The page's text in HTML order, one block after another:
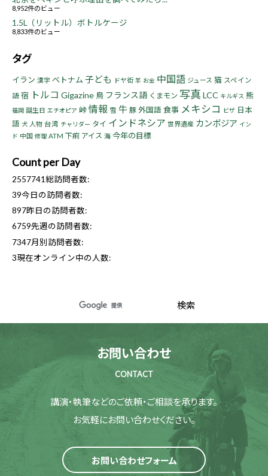
8,952件のビュー
1.5L（リットル）ボトルケージ
8,833件のビュー
タグ
イラン 漢字 ベトナム 子ども ドヤ街 羊 お金 中国語 ジュース 猫 スペイン
語 宿 トルコ Gigazine 鳥 フランス語 くまモン 写真 LCC キルギス 熊
福岡 誕生日 エチオピア 峠情報 雪 牛 豚 外国語 食事 メキシコ ビザ 日本
語 犬 人物 台湾 チャリダー タイ インドネシア 世界遺産 カンボジア イン
ド 中国 修理 ATM 下痢 アイス 海 今年の目標
Count per Day
2557741総訪問者数:
39今日の訪問者数:
897昨日の訪問者数:
6759先週の訪問者数:
7347月別訪問者数:
3現在オンライン中の人数:
お問い合わせ
CONTACT
講演・執筆などのご依頼・ご相談を承ります。
お気軽にお問い合わせください。
お問い合わせフォーム